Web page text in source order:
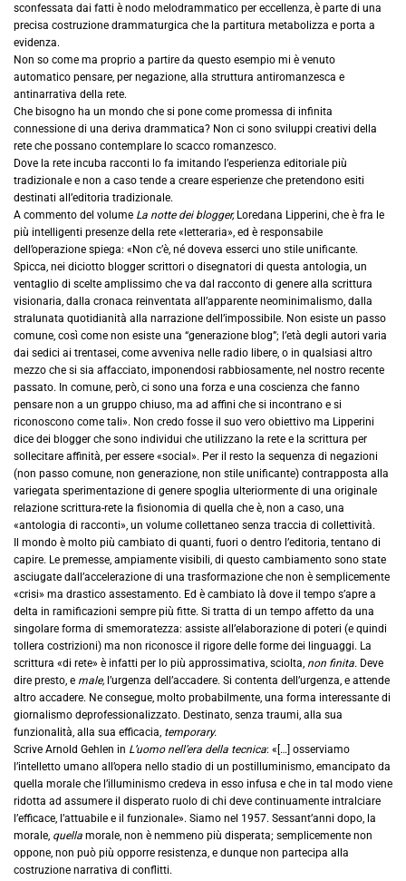
sconfessata dai fatti è nodo melodrammatico per eccellenza, è parte di una
precisa costruzione drammaturgica che la partitura metabolizza e porta a
evidenza.
Non so come ma proprio a partire da questo esempio mi è venuto
automatico pensare, per negazione, alla struttura antiromanzesca e
antinarrativa della rete.
Che bisogno ha un mondo che si pone come promessa di infinita
connessione di una deriva drammatica? Non ci sono sviluppi creativi della
rete che possano contemplare lo scacco romanzesco.
Dove la rete incuba racconti lo fa imitando l’esperienza editoriale più
tradizionale e non a caso tende a creare esperienze che pretendono esiti
destinati all’editoria tradizionale.
A commento del volume La notte dei blogger, Loredana Lipperini, che è fra le
più intelligenti presenze della rete «letteraria», ed è responsabile
dell’operazione spiega: «Non c’è, né doveva esserci uno stile unificante.
Spicca, nei diciotto blogger scrittori o disegnatori di questa antologia, un
ventaglio di scelte amplissimo che va dal racconto di genere alla scrittura
visionaria, dalla cronaca reinventata all’apparente neominimalismo, dalla
stralunata quotidianità alla narrazione dell’impossibile. Non esiste un passo
comune, così come non esiste una “generazione blog”; l’età degli autori varia
dai sedici ai trentasei, come avveniva nelle radio libere, o in qualsiasi altro
mezzo che si sia affacciato, imponendosi rabbiosamente, nel nostro recente
passato. In comune, però, ci sono una forza e una coscienza che fanno
pensare non a un gruppo chiuso, ma ad affini che si incontrano e si
riconoscono come tali». Non credo fosse il suo vero obiettivo ma Lipperini
dice dei blogger che sono individui che utilizzano la rete e la scrittura per
sollecitare affinità, per essere «social». Per il resto la sequenza di negazioni
(non passo comune, non generazione, non stile unificante) contrapposta alla
variegata sperimentazione di genere spoglia ulteriormente di una originale
relazione scrittura-rete la fisionomia di quella che è, non a caso, una
«antologia di racconti», un volume collettaneo senza traccia di collettività.
Il mondo è molto più cambiato di quanti, fuori o dentro l’editoria, tentano di
capire. Le premesse, ampiamente visibili, di questo cambiamento sono state
asciugate dall’accelerazione di una trasformazione che non è semplicemente
«crisi» ma drastico assestamento. Ed è cambiato là dove il tempo s’apre a
delta in ramificazioni sempre più fitte. Si tratta di un tempo affetto da una
singolare forma di smemoratezza: assiste all’elaborazione di poteri (e quindi
tollera costrizioni) ma non riconosce il rigore delle forme dei linguaggi. La
scrittura «di rete» è infatti per lo più approssimativa, sciolta, non finita. Deve
dire presto, e male, l’urgenza dell’accadere. Si contenta dell’urgenza, e attende
altro accadere. Ne consegue, molto probabilmente, una forma interessante di
giornalismo deprofessionalizzato. Destinato, senza traumi, alla sua
funzionalità, alla sua efficacia, temporary.
Scrive Arnold Gehlen in L’uomo nell’era della tecnica: «[…] osserviamo
l’intelletto umano all’opera nello stadio di un postilluminismo, emancipato da
quella morale che l’illuminismo credeva in esso infusa e che in tal modo viene
ridotta ad assumere il disperato ruolo di chi deve continuamente intralciare
l’efficace, l’attuabile e il funzionale». Siamo nel 1957. Sessant’anni dopo, la
morale, quella morale, non è nemmeno più disperata; semplicemente non
oppone, non può più opporre resistenza, e dunque non partecipa alla
costruzione narrativa di conflitti.